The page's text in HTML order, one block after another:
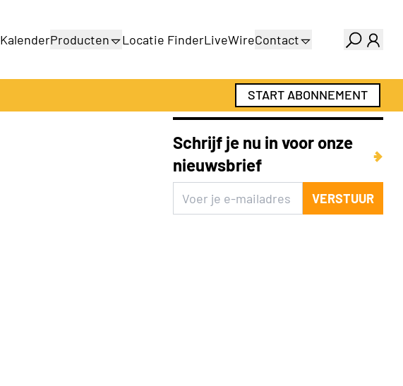
KalenderProducten
Productengids
Locatie FinderLiveWireContact
Adverteren
Abonnementen
START ABONNEMENT
Schrijf je nu in voor onze
nieuwsbrief
VERSTUUR